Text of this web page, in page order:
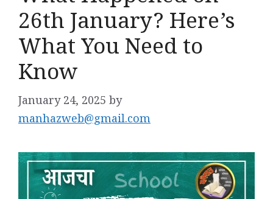
26th January? Here’s
What You Need to
Know
January 24, 2025 by
manhazweb@gmail.com